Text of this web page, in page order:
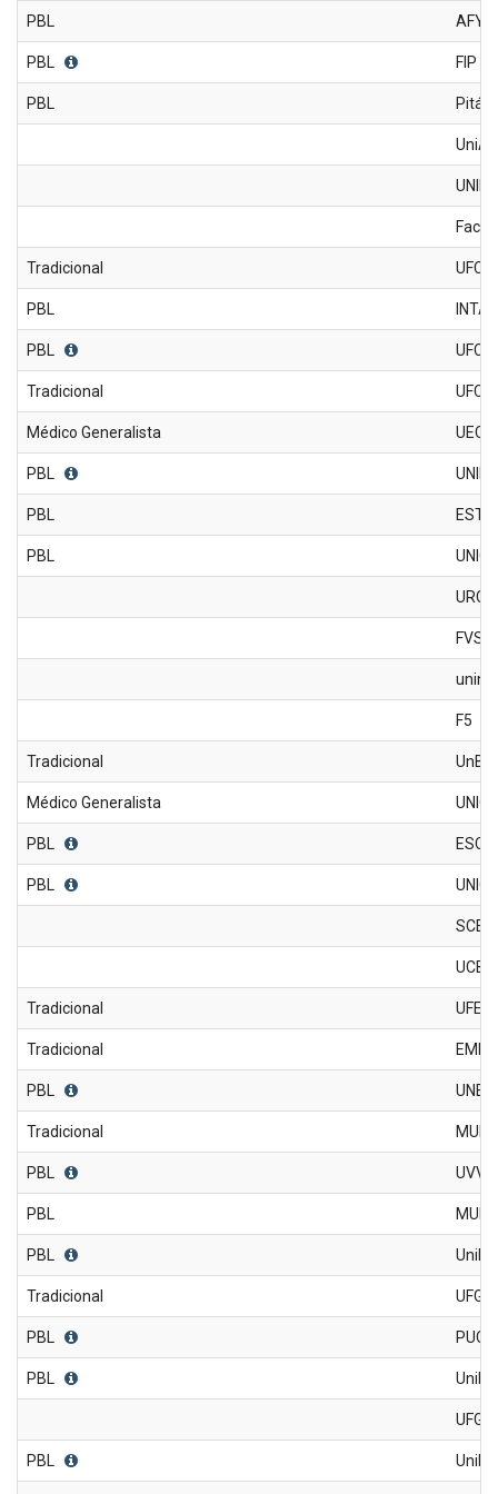
PBL AFYA
PBL FIP
PBL
Tradicional UFC
PBL
PBL UFC/
Tradicional
Médico Generalista UECE
PBL
PBL
PBL
URCA
FVS
F5
Tradicional UnB
Médico Generalista
PBL ESCS
PBL
UCB
Tradicional UFES
Tradicional
PBL
Tradicional
PBL UVV
PBL
PBL UniRV
Tradicional UFG
PBL PUC-
PBL
UFG-
PBL UniRV